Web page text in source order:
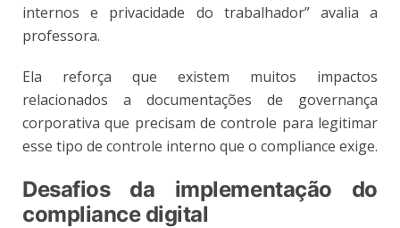
internos e privacidade do trabalhador” avalia a
professora.
Ela reforça que existem muitos impactos
relacionados a documentações de governança
corporativa que precisam de controle para legitimar
esse tipo de controle interno que o compliance exige.
Desafios da implementação do
compliance digital